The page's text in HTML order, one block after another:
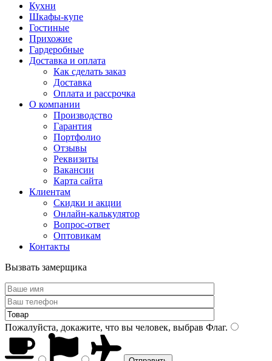
Кухни
Шкафы-купе
Гостиные
Прихожие
Гардеробные
Доставка и оплата
Как сделать заказ
Доставка
Оплата и рассрочка
О компании
Производство
Гарантия
Портфолио
Отзывы
Реквизиты
Вакансии
Карта сайта
Клиентам
Скидки и акции
Онлайн-калькулятор
Вопрос-ответ
Оптовикам
Контакты
Вызвать замерщика
Пожалуйста, докажите, что вы человек, выбрав Флаг.